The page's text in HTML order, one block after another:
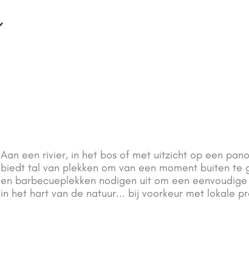
Aan een rivier, in het bos of met uitzicht op een
biedt tal van plekken om van een moment buiten te
en barbecueplekken nodigen uit om een
in het hart van de natuur... bij voorkeur met lokale